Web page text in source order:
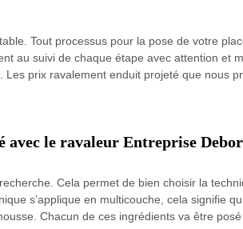
Tout processus pour la pose de votre
au suivi de chaque étape avec attention et
prix ravalement enduit projeté que nous
avec le ravaleur Entreprise
Cela permet de bien choisir la
s’applique en multicouche, cela signifie
Chacun de ces ingrédients va être